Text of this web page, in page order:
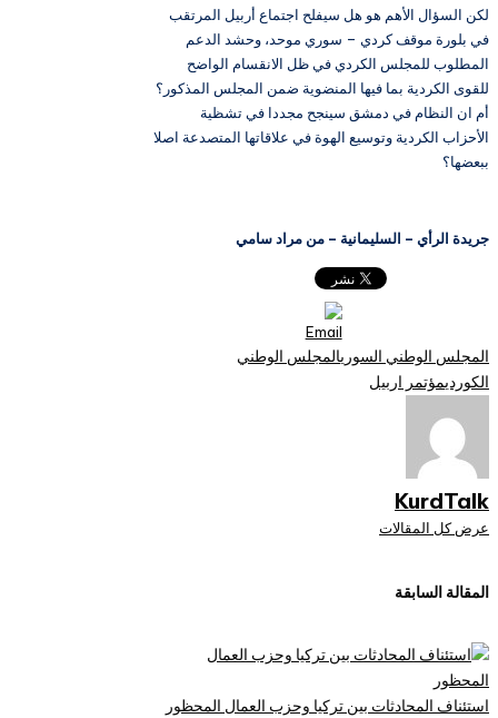
لكن السؤال الأهم هو هل سيفلح اجتماع أربيل المرتقب
في بلورة موقف كردي – سوري موحد، وحشد الدعم
المطلوب للمجلس الكردي في ظل الانقسام الواضح
للقوى الكردية بما فيها المنضوية ضمن المجلس المذكور؟
أم ان النظام في دمشق سينجح مجددا في تشظية
الأحزاب الكردية وتوسيع الهوة في علاقاتها المتصدعة اصلا
ببعضها؟
جريدة الرأي – السليمانية – من مراد سامي
العلامات:
المجلس الوطني السوريالمجلس الوطني
الكورديمؤتمر اربيل
KurdTalk
عرض كل المقالات
تصفّح
المقالات
المقالة السابقة
استئناف المحادثات بين تركيا وحزب العمال المحظور